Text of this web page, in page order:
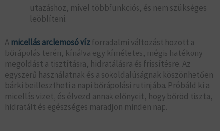
utazáshoz, mivel többfunkciós, és nem szükséges
leöblíteni.
A micellás arclemosó vízforradalmi változást hozott a
bőrápolás terén, kínálva egy kíméletes, mégis hatékony
megoldást a tisztításra, hidratálásra és frissítésre. Az
egyszerű használatnak és a sokoldalúságnak köszönhetően
bárki beillesztheti a napi bőrápolási rutinjába. Próbáld ki a
micellás vizet, és élvezd annak előnyeit, hogy bőröd tiszta,
hidratált és egészséges maradjon minden nap.